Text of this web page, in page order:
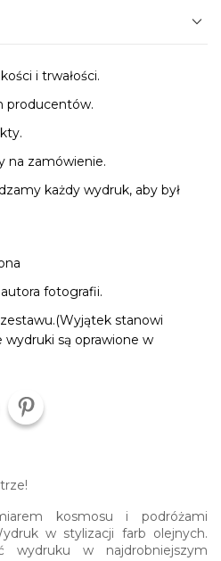
i trwałości.
producentów.
na zamówienie.
każdy wydruk, aby był
fotografii.
stanowi
są oprawione w
kosmosu i podróżami
w stylizacji farb olejnych.
wydruku w najdrobniejszym